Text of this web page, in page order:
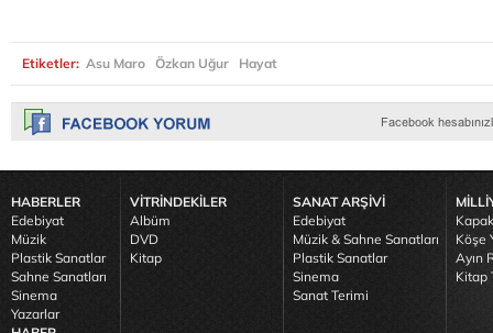
Etiketler: Asu Maro Özkan Uğur Hayat
HABERLER
Edebiyat
Müzik
Plastik Sanatlar
Sahne Sanatları
Sinema
Yazarlar
VİTRİNDEKİLER
Albüm
DVD
Kitap
SANAT ARŞİVİ
Edebiyat
Müzik & Sahne Sanatları
Plastik Sanatlar
Sinema
Sanat Terimi
Köşe
Ayın
Kitap